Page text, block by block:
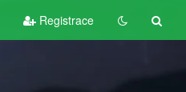
Registrace